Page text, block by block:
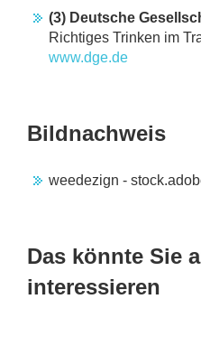
(3) Deutsche
Richtiges Trinken im
www.dge.de
Bildnachweis
weedezign -
Das könnte Sie
interessieren